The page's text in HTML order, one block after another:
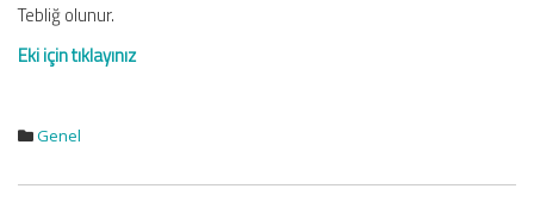
Tebliğ olunur.
Eki için tıklayınız
Genel